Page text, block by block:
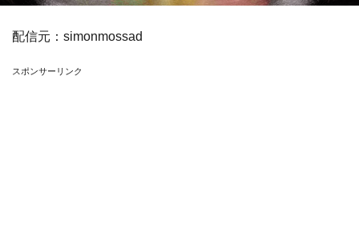
配信元： simonmossad
スポンサーリンク